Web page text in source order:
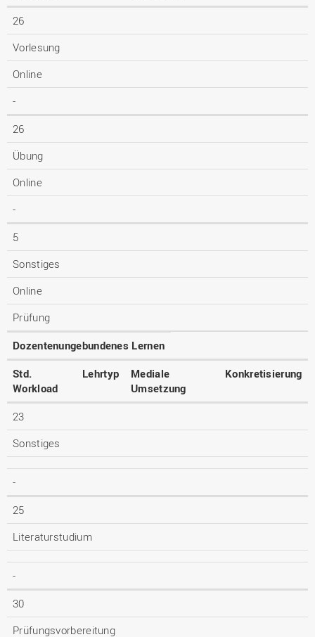
26
Vorlesung
Online
-
26
Übung
Online
-
5
Sonstiges
Online
Prüfung
Dozentenungebundenes Lernen
Std.
Workload
Lehrtyp
Mediale
Umsetzung
Konkretisierung
23
Sonstiges
-
25
Literaturstudium
-
30
Prüfungsvorbereitung